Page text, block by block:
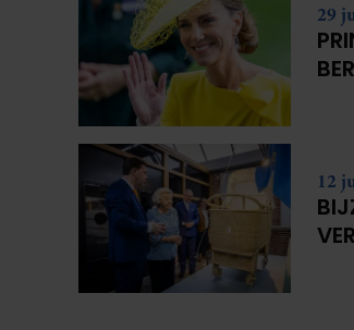
29
12